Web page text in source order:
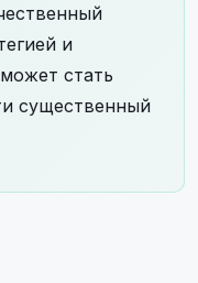
и
стать
существенный